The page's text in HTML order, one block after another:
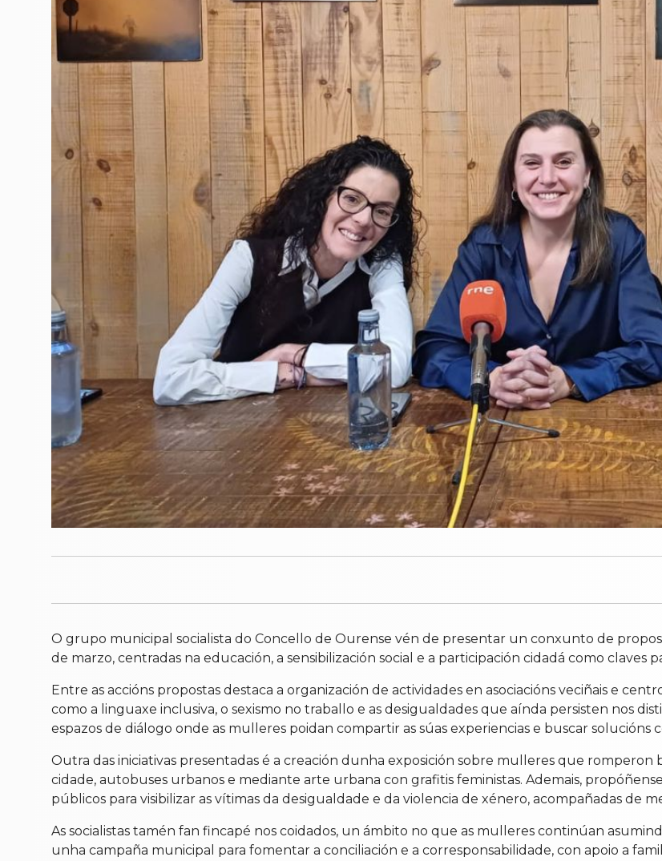
O grupo municipal socialista do Concello de Ourense vén de presentar un conxunto de
de marzo, centradas na educación, a sensibilización social e a participación cidadá como claves
Entre as accións propostas destaca a organización de actividades en asociacións veciñais e
como a linguaxe inclusiva, o sexismo no traballo e as desigualdades que aínda persisten nos
espazos de diálogo onde as mulleres poidan compartir as súas experiencias e buscar solucións
Outra das iniciativas presentadas é a creación dunha exposición sobre mulleres que romperon
cidade, autobuses urbanos e mediante arte urbana con grafitis feministas. Ademais,
públicos para visibilizar as vítimas da desigualdade e da violencia de xénero, acompañadas de
As socialistas tamén fan fincapé nos coidados, un ámbito no que as mulleres continúan
unha campaña municipal para fomentar a conciliación e a corresponsabilidade, con apoio a